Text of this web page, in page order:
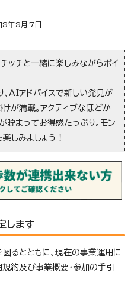
年8月7日
ッチと一緒に楽しみながらポイ
AIアドバイスで新しい発見が
が満載。アクティブなほどか
貯まってお得感たっぷり。モン
しみましょう！
します
るとともに、現在の事業運用に
約及び事業概要・参加の手引